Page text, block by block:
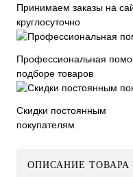
Принимаем заказы на
круглосуточно
Профессиональная
подборе товаров
Скидки постоянным
покупателям
ОПИСАНИЕ ТОВАРА